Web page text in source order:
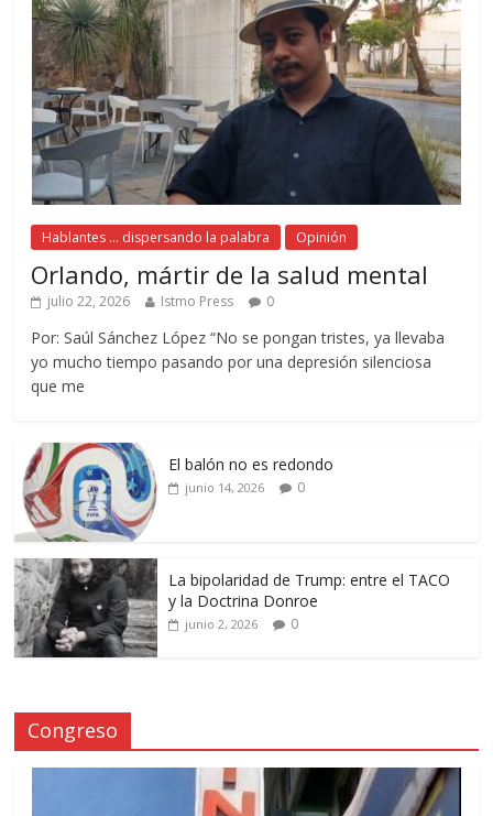
Hablantes ... dispersando la palabra Opinión
Orlando, mártir de la salud mental
julio 22, 2026 Istmo Press 0
Por: Saúl Sánchez López “No se pongan tristes, ya llevaba
yo mucho tiempo pasando por una depresión silenciosa
que me
El balón no es redondo
junio 14, 2026 0
La bipolaridad de Trump: entre el TACO
y la Doctrina Donroe
junio 2, 2026 0
Congreso